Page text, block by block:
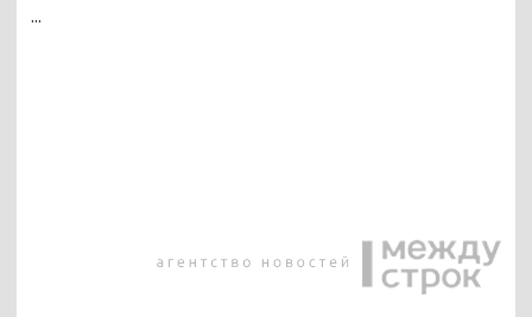
...